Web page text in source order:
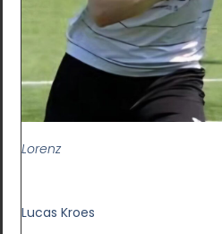
Lorenz
Lucas Kroes